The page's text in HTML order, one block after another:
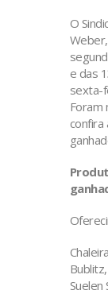
O
e das
sexta-
Foram
confira
Suelen